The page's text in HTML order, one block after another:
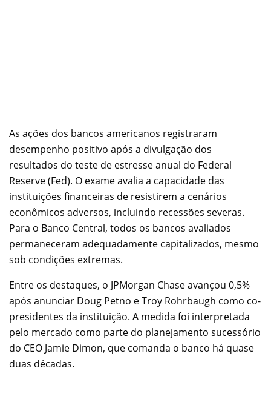
As ações dos bancos americanos registraram
desempenho positivo após a divulgação dos
resultados do teste de estresse anual do Federal
Reserve (Fed). O exame avalia a capacidade das
instituições financeiras de resistirem a cenários
econômicos adversos, incluindo recessões severas.
Para o Banco Central, todos os bancos avaliados
permaneceram adequadamente capitalizados, mesmo
sob condições extremas.
Entre os destaques, o JPMorgan Chase avançou 0,5%
após anunciar Doug Petno e Troy Rohrbaugh como co-
presidentes da instituição. A medida foi interpretada
pelo mercado como parte do planejamento sucessório
do CEO Jamie Dimon, que comanda o banco há quase
duas décadas.